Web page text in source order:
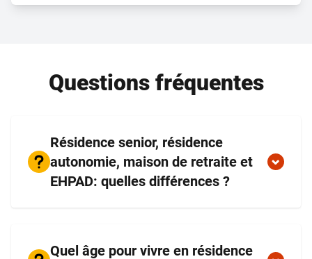
Questions fréquentes
Résidence senior, résidence
autonomie, maison de retraite et
EHPAD: quelles différences ?
Quel âge pour vivre en résidence